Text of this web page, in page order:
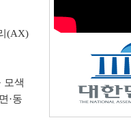
(AX)
모색
면 ·동